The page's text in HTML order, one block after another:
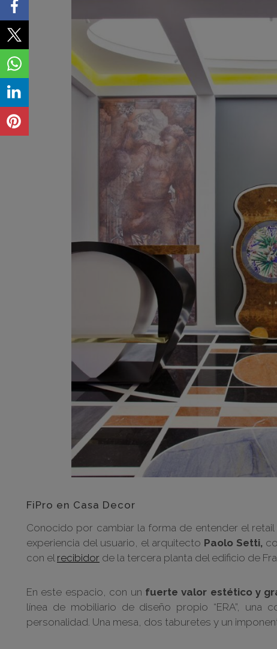
FiPro en Casa Decor
Conocido por cambiar la forma de entender el
experiencia del usuario, el arquitecto Paolo Setti,
con el recibidor de la tercera planta del edificio de
En este espacio, con un fuerte valor estético y
línea de mobiliario de diseño propio “ERA”, una
personalidad. Una mesa, dos taburetes y un